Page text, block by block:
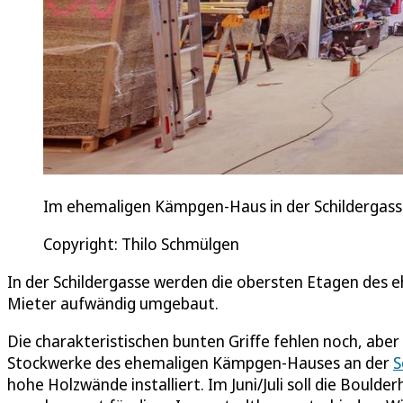
Im ehemaligen Kämpgen-Haus in der
Copyright: Thilo Schmülgen
In der Schildergasse werden die obersten Etagen des
Mieter aufwändig umgebaut.
Die charakteristischen bunten Griffe fehlen noch,
Stockwerke des ehemaligen Kämpgen-Hauses an der
hohe Holzwände installiert. Im Juni/Juli soll die